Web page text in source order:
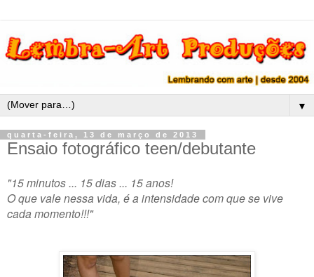
▼
quarta-feira, 13 de março de 2013
Ensaio fotográfico teen/debutante
"15 minutos ... 15 dias ... 15 anos!
O que vale nessa vida, é a intensidade com que se vive
cada momento!!!"